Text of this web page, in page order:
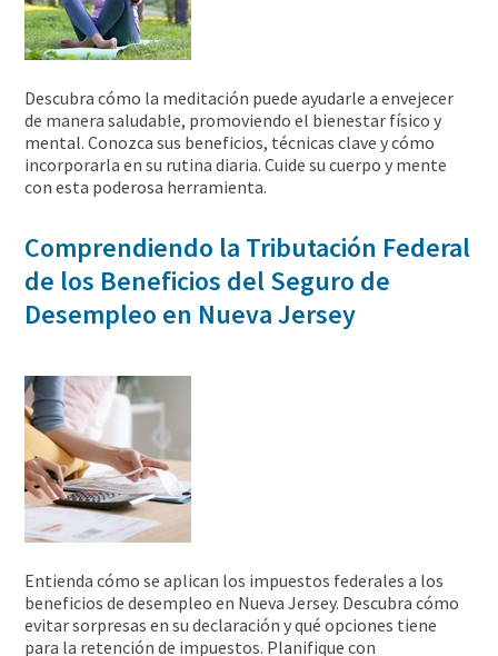
Descubra cómo la meditación puede ayudarle a envejecer
de manera saludable, promoviendo el bienestar físico y
mental. Conozca sus beneficios, técnicas clave y cómo
incorporarla en su rutina diaria. Cuide su cuerpo y mente
con esta poderosa herramienta.
Comprendiendo la Tributación Federal
de los Beneficios del Seguro de
Desempleo en Nueva Jersey
Entienda cómo se aplican los impuestos federales a los
beneficios de desempleo en Nueva Jersey. Descubra cómo
evitar sorpresas en su declaración y qué opciones tiene
para la retención de impuestos. Planifique con